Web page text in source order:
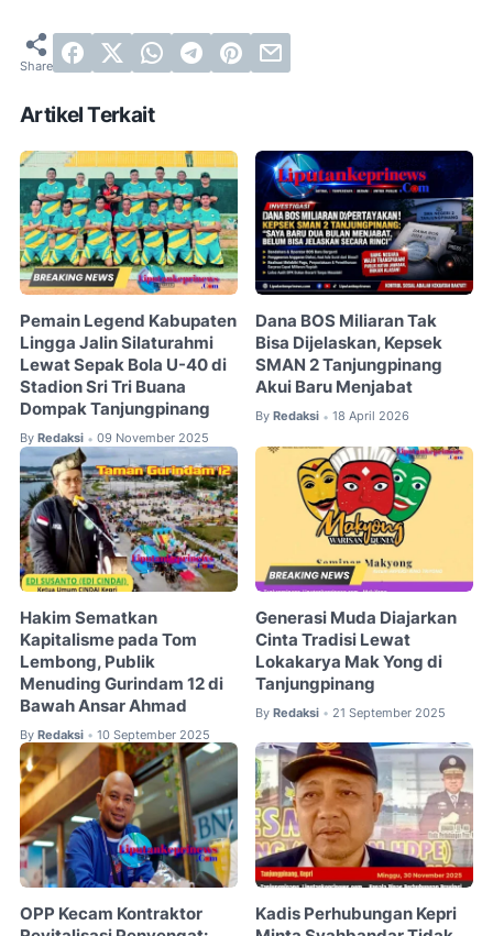
Artikel Terkait
Pemain Legend Kabupaten
Lingga Jalin Silaturahmi
Lewat Sepak Bola U-40 di
Stadion Sri Tri Buana
Dompak Tanjungpinang
By Redaksi • 09 November 2025
Dana BOS Miliaran Tak
Bisa Dijelaskan, Kepsek
SMAN 2 Tanjungpinang
Akui Baru Menjabat
By Redaksi • 18 April 2026
Hakim Sematkan
Kapitalisme pada Tom
Lembong, Publik
Menuding Gurindam 12 di
Bawah Ansar Ahmad
By Redaksi • 10 September 2025
Generasi Muda Diajarkan
Cinta Tradisi Lewat
Lokakarya Mak Yong di
Tanjungpinang
By Redaksi • 21 September 2025
OPP Kecam Kontraktor
Kadis Perhubungan Kepri